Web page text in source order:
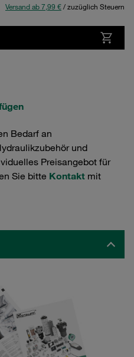
Versand ab 7,99 €/ zuzüglich Steuern
Bedarf an
und
Preisangebot für
Sie bitte Kontakt mit